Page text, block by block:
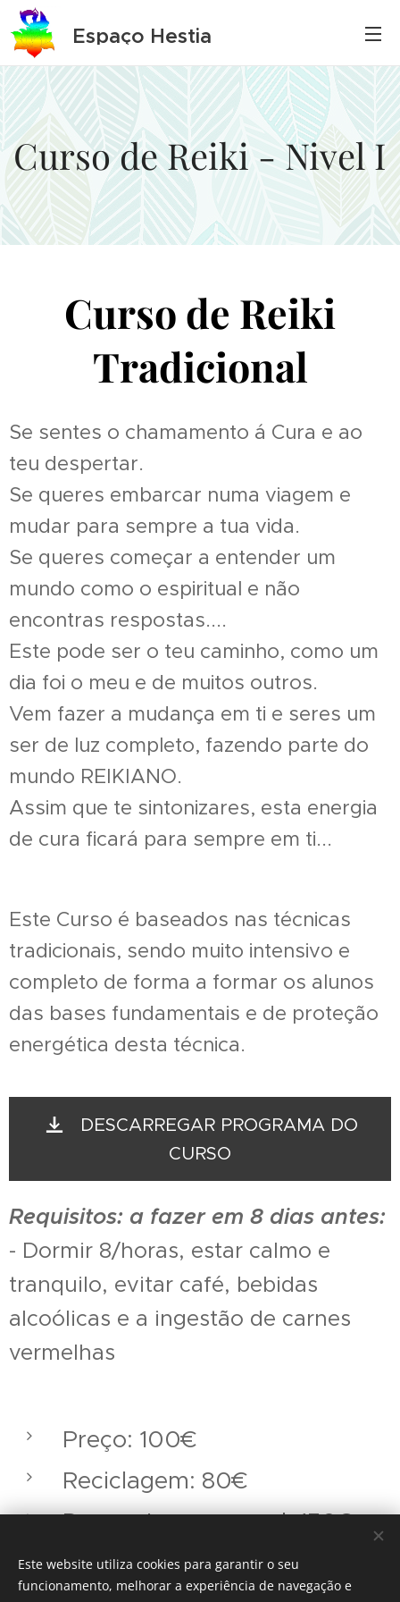
Espaço Hestia
Curso de Reiki - Nivel I
Curso de Reiki
Tradicional
Se sentes o chamamento á Cura e ao
teu despertar.
Se queres embarcar numa viagem e
mudar para sempre a tua vida.
Se queres começar a entender um
mundo como o espiritual e não
encontras respostas....
Este pode ser o teu caminho, como um
dia foi o meu e de muitos outros.
Vem fazer a mudança em ti e seres um
ser de luz completo, fazendo parte do
mundo REIKIANO.
Assim que te sintonizares, esta energia
de cura ficará para sempre em ti...
Este Curso é baseados nas técnicas
tradicionais, sendo muito intensivo e
completo de forma a formar os alunos
das bases fundamentais e de proteção
energética desta técnica.
DESCARREGAR PROGRAMA DO
CURSO
Requisitos: a fazer em 8 dias antes:
- Dormir 8/horas, estar calmo e
tranquilo, evitar café, bebidas
alcoólicas e a ingestão de carnes
vermelhas
Preço: 100€
Reciclagem: 80€
Desconto para casal: 150€
Este website utiliza cookies para garantir o seu
funcionamento, melhorar a experiência de navegação e